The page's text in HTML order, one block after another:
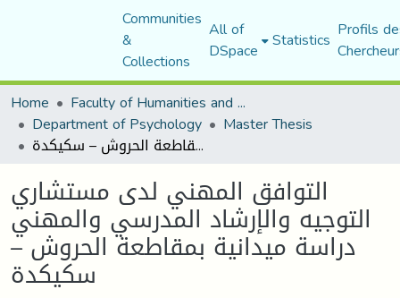
Communities
&
Collections
All of
DSpace Statistics Profils
Home
Faculty of Humanities and Social Sciences
Department of Psychology Master Thesis
التوافق المهني لدى مستشاري التوجیه والإرشاد المدرسي والمهني دراسة میدانیة بمقاطعة الحروش – سكیكدة
التوافق المهني لدى مستشاري
التوجیه والإرشاد المدرسي والمهني
دراسة میدانیة بمقاطعة الحروش –
سكیكدة